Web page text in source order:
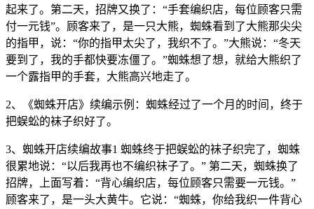
起来了。第二天，招牌又换了：“手套编织店，每位顾客只需
付一元钱”。顾客来了，是一只大熊，蜘蛛看到了大熊那尖尖
的指甲，说：“你的指甲太尖了，我织不了。”大熊说：“冬天
要到了，我的手都快要冻僵了。”蜘蛛想了想，就给大熊织了
一个露指甲的手套，大熊高兴地走了。
2、《蜘蛛开店》续编示例：蜘蛛经过了一个月的时间，终于
把蜈蚣的袜子织好了。
3、蜘蛛开店续编故事1 蜘蛛终于把蜈蚣的袜子织完了，蜘蛛
很累地说：“以后我再也不编织袜子了。” 第二天，蜘蛛换了
招牌，上面写着：“背心编织店，每位顾客只需要一元钱。”
顾客来了，是一头大黄牛。它说：“蜘蛛，你给我织一件背心